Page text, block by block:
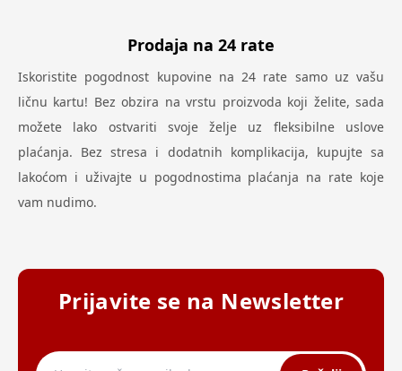
Prodaja na 24 rate
Iskoristite pogodnost kupovine na 24 rate samo uz vašu
ličnu kartu! Bez obzira na vrstu proizvoda koji želite, sada
možete lako ostvariti svoje želje uz fleksibilne uslove
plaćanja. Bez stresa i dodatnih komplikacija, kupujte sa
lakoćom i uživajte u pogodnostima plaćanja na rate koje
vam nudimo.
Prijavite se na Newsletter